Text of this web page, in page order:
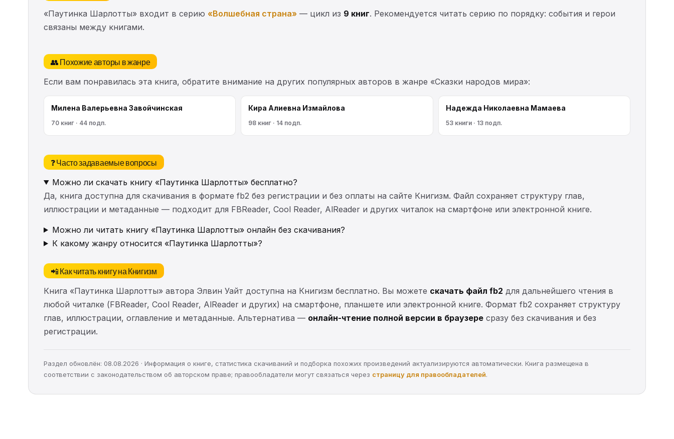
«Паутинка Шарлотты» входит в серию «Волшебная страна» — цикл из 9 книг. Рекомендуется читать серию по порядку: события и герои
связаны между книгами.
👥 Похожие авторы в жанре
Если вам понравилась эта книга, обратите внимание на других популярных авторов в жанре «Сказки народов мира»:
Милена Валерьевна Завойчинская
70 книг · 44 подп.
Кира Алиевна Измайлова
98 книг · 14 подп.
Надежда Николаевна Мамаева
53 книги · 13 подп.
❓ Часто задаваемые вопросы
Можно ли скачать книгу «Паутинка Шарлотты» бесплатно?
Да, книга доступна для скачивания в формате fb2 без регистрации и без оплаты на сайте Книгизм. Файл сохраняет структуру глав,
иллюстрации и метаданные — подходит для FBReader, Cool Reader, AlReader и других читалок на смартфоне или электронной книге.
Можно ли читать книгу «Паутинка Шарлотты» онлайн без скачивания?
К какому жанру относится «Паутинка Шарлотты»?
📲 Как читать книгу на Книгизм
Книга «Паутинка Шарлотты» автора Элвин Уайт доступна на Книгизм бесплатно. Вы можете скачать файл fb2 для дальнейшего чтения в
любой читалке (FBReader, Cool Reader, AlReader и других) на смартфоне, планшете или электронной книге. Формат fb2 сохраняет структуру
глав, иллюстрации, оглавление и метаданные. Альтернатива — онлайн-чтение полной версии в браузере сразу без скачивания и без
регистрации.
Раздел обновлён: 08.08.2026 · Информация о книге, статистика скачиваний и подборка похожих произведений актуализируются автоматически. Книга размещена в
соответствии с законодательством об авторском праве; правообладатели могут связаться через страницу для правообладателей.